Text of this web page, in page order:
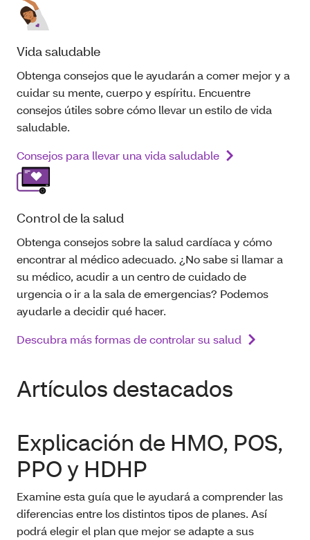
Vida saludable
Obtenga consejos que le ayudarán a comer mejor y a
cuidar su mente, cuerpo y espíritu. Encuentre
consejos útiles sobre cómo llevar un estilo de vida
saludable.
Consejos para llevar una vida saludable
Control de la salud
Obtenga consejos sobre la salud cardíaca y cómo
encontrar al médico adecuado. ¿No sabe si llamar a
su médico, acudir a un centro de cuidado de
urgencia o ir a la sala de emergencias? Podemos
ayudarle a decidir qué hacer.
Descubra más formas de controlar su salud
Artículos destacados
Explicación de HMO, POS,
PPO y HDHP
Examine esta guía que le ayudará a comprender las
diferencias entre los distintos tipos de planes. Así
podrá elegir el plan que mejor se adapte a sus